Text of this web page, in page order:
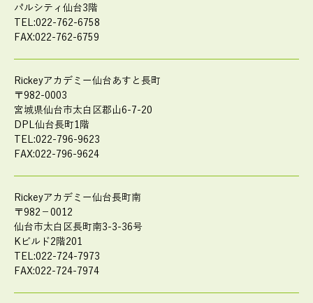
パルシティ仙台3階
TEL:022-762-6758
FAX:022-762-6759
Rickeyアカデミー仙台あすと長町
〒982-0003
宮城県仙台市太白区郡山6-7-20
DPL仙台長町1階
TEL:022-796-9623
FAX:022-796-9624
Rickeyアカデミー仙台長町南
〒982－0012
仙台市太白区長町南3-3-36号
Kビルド2階201
TEL:022-724-7973
FAX:022-724-7974